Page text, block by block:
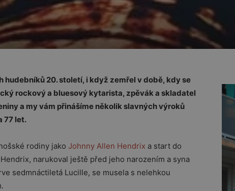
20. století, i když zemřel v době, kdy se
rockový a bluesový kytarista, zpěvák a skladatel
a my vám přinášíme několik slavných výroků
77 let.
rodiny jako Johnny Allen Hendrix a start do
narukoval ještě před jeho narozením a syna
sedmnáctiletá Lucille, se musela s nelehkou